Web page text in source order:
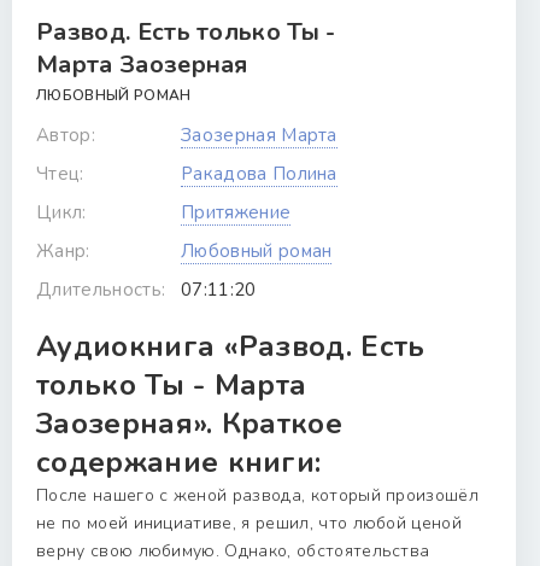
Развод. Есть только Ты -
Марта Заозерная
ЛЮБОВНЫЙ РОМАН
Автор:
Заозерная Марта
Чтец:
Ракадова Полина
Цикл:
Притяжение
Жанр:
Любовный роман
Длительность:
07:11:20
Аудиокнига «Развод. Есть
только Ты - Марта
Заозерная». Краткое
содержание книги:
После нашего с женой развода, который произошёл
не по моей инициативе, я решил, что любой ценой
верну свою любимую. Однако, обстоятельства